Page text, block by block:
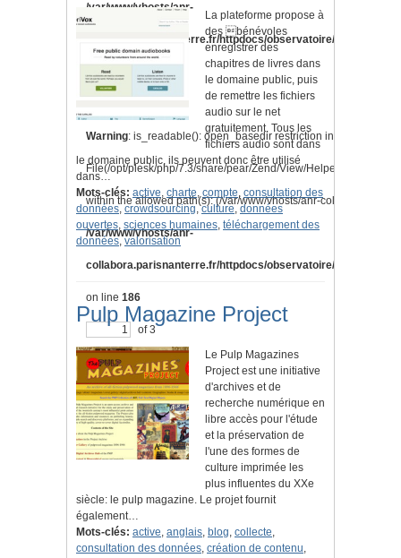
/var/www/vhosts/anr-
collabora.parisnanterre.fr/httpdocs/observatoire/application/
on line
Warning: is_readable(): open_basedir restriction in effect.
File(/opt/plesk/php/7.3/share/pear/Zend/View/Helper/
within the allowed path(s): (/var/www/vhosts/anr-
/var/www/vhosts/anr-
collabora.parisnanterre.fr/httpdocs/observatoire/application/
on line 186
of 3
La plateforme propose à
des bénévoles
enregistrer des
chapitres de livres dans
le domaine public, puis
de remettre les fichiers
audio sur le net
gratuitement. Tous les
fichiers audio sont dans
le domaine public, ils peuvent donc être utilisé
dans…
Mots-clés: active, charte, compte, consultation des
données, crowdsourcing,culture, données
ouvertes, sciences humaines, téléchargement des
données, valorisation
Pulp Magazine Project
Le Pulp Magazines
Project est une initiative
d'archives et de
recherche numérique en
libre accès pour l'étude
et la préservation de
l'une des formes de
culture imprimée les
plus influentes du XXe
siècle: le pulp magazine. Le projet fournit
également…
Mots-clés: active, anglais, blog, collecte,
consultation des données, création de contenu,